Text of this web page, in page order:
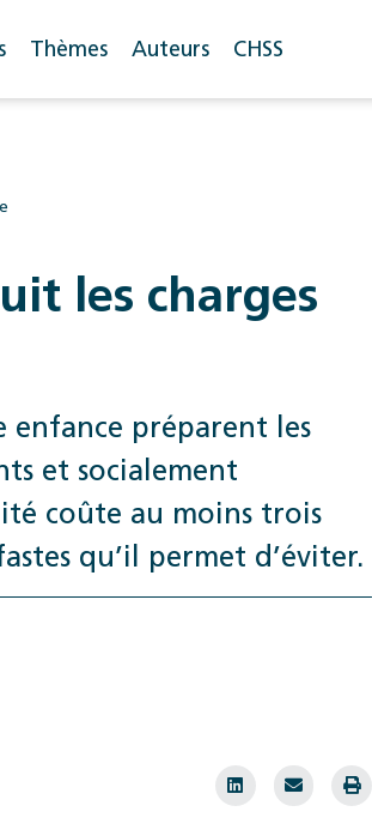
Thèmes Auteurs CHSS
les charges
enfance préparent les
et socialement
coûte au moins trois
qu’il ­permet d’éviter.